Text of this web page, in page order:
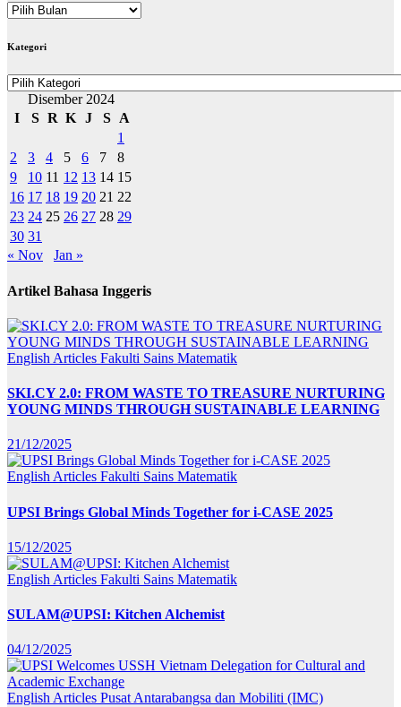
ARKIB
Kategori
Kategori
Disember 2024
I
S R K J S
A
1
2
3 4 5 6 7
8
9
10 11 12 13 14 15
16 17 18 19 20 21 22
23 24 25 26 27 28 29
30 31
« Nov
Jan »
Artikel Bahasa Inggeris
English Articles Fakulti Sains Matematik
SKI.CY 2.0: FROM WASTE TO TREASURE NURTURING
YOUNG MINDS THROUGH SUSTAINABLE LEARNING
21/12/2025
English Articles Fakulti Sains Matematik
UPSI Brings Global Minds Together for i-CASE 2025
15/12/2025
English Articles Fakulti Sains Matematik
SULAM@UPSI: Kitchen Alchemist
04/12/2025
English Articles Pusat Antarabangsa dan Mobiliti (IMC)